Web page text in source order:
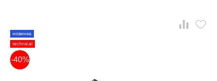
новинка
technical
-40%